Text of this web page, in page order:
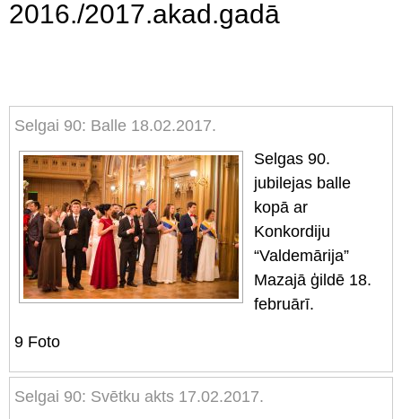
2016./2017.akad.gadā
Selgai 90: Balle 18.02.2017.
Selgas 90.
jubilejas balle
kopā ar
Konkordiju
“Valdemārija”
Mazajā ģildē 18.
februārī.
9 Foto
Selgai 90: Svētku akts 17.02.2017.